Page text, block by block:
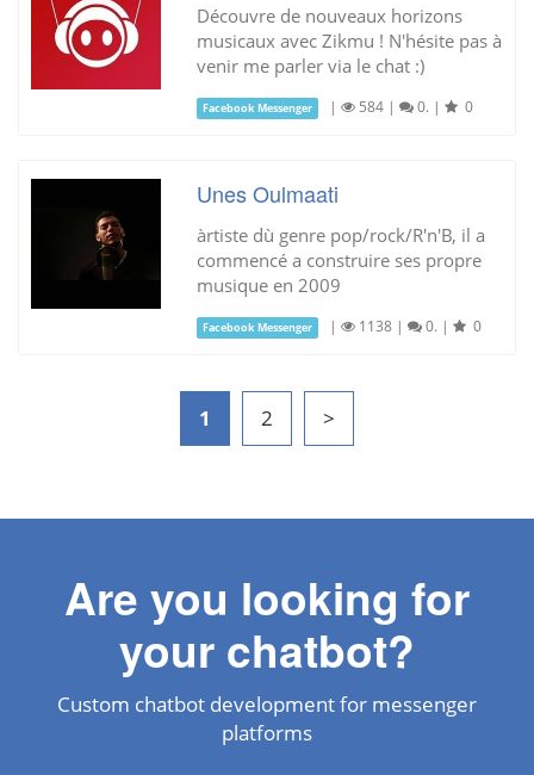
Découvre de nouveaux horizons
musicaux avec Zikmu ! N'hésite pas à
venir me parler via le chat :)
Facebook Messenger | 584 | 0. | 0
Unes Oulmaati
àrtiste dù genre pop/rock/R'n'B, il a
commencé a construire ses propre
musique en 2009
Facebook Messenger | 1138 | 0. | 0
1 2 >
Are you looking for
your chatbot?
Custom chatbot development for messenger
platforms